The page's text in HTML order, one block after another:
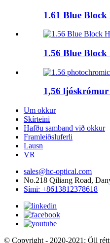
1.61 Blue
1.56 Blue
1,56
Um okkur
Skírteini
Hafðu samband við okkur
Framleiðsluferli
Lausn
VR
sales@hc-optical.com
No.218 Qiliang Road,
Sími: +8613812378618
© Copyright - 2020-2021: Öll